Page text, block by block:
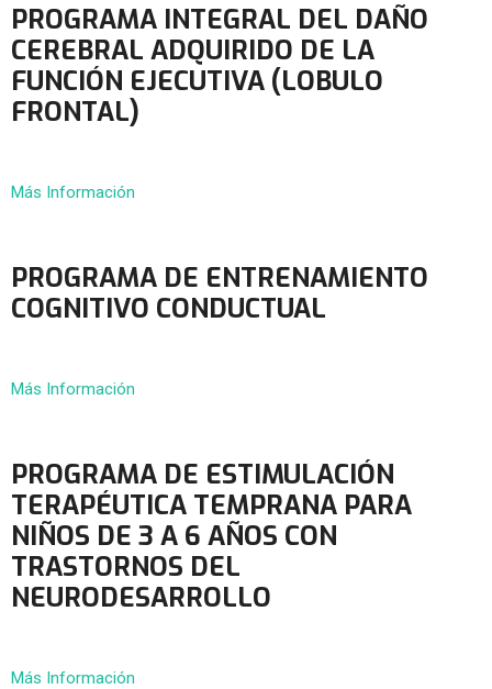
PROGRAMA INTEGRAL DEL DAÑO
CEREBRAL ADQUIRIDO DE LA
FUNCIÓN EJECUTIVA (LOBULO
FRONTAL)
Más Información
PROGRAMA DE ENTRENAMIENTO
COGNITIVO CONDUCTUAL
Más Información
PROGRAMA DE ESTIMULACIÓN
TERAPÉUTICA TEMPRANA PARA
NIÑOS DE 3 A 6 AÑOS CON
TRASTORNOS DEL
NEURODESARROLLO
Más Información